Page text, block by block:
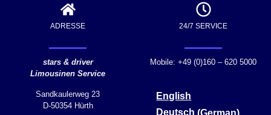
ADRESSE
stars & driver
Limousinen Service
Sandkaulerweg 23
D-50354 Hürth
24/7 SERVICE
Mobile: +49 (0)160 – 620 5000
English
Deutsch (German)